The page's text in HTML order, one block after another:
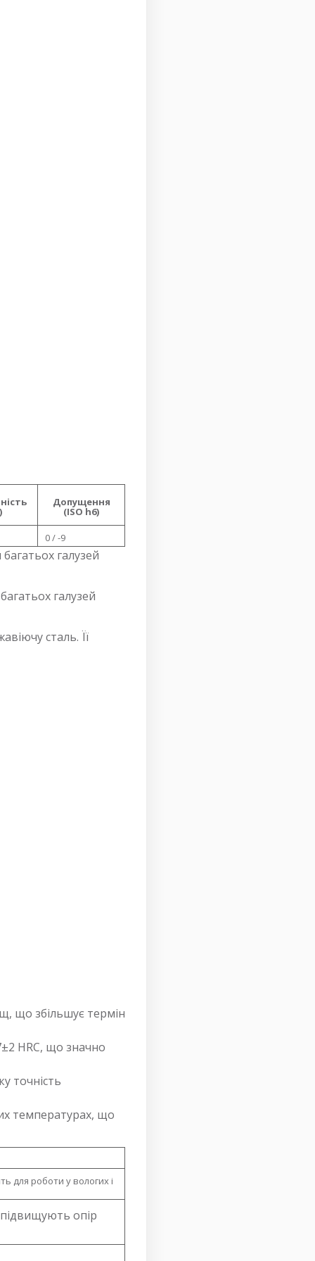
Допущення
(ISO h6)
0 / -9
галузей
галузей
сталь. Її
що збільшує термін
HRC, що значно
точність
температурах, що
для роботи у вологих і
підвищують опір